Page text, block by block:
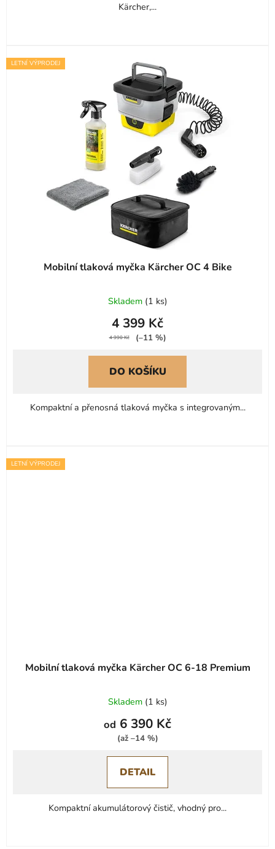
Kärcher,...
LETNÍ VÝPRODEJ
Mobilní tlaková myčka Kärcher OC 4 Bike
Skladem (1 ks)
4 399 Kč
4 990 Kč (–11 %)
DO KOŠÍKU
Kompaktní a přenosná tlaková myčka s integrovaným...
LETNÍ VÝPRODEJ
Mobilní tlaková myčka Kärcher OC 6-18 Premium
Skladem (1 ks)
od 6 390 Kč
(až –14 %)
DETAIL
Kompaktní akumulátorový čistič, vhodný pro...